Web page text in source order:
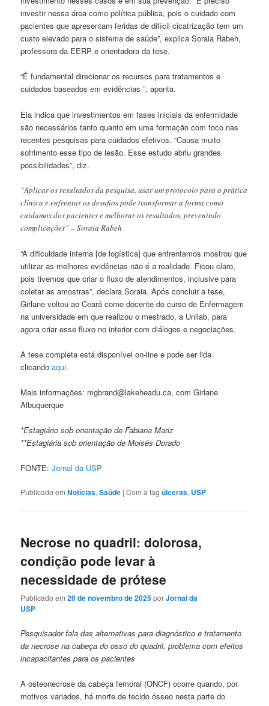
investir nessa área como política pública, pois o cuidado com
pacientes que apresentam feridas de difícil cicatrização tem um
custo elevado para o sistema de saúde”, explica Soraia Rabeh,
professora da EERP e orientadora da tese.
“É fundamental direcionar os recursos para tratamentos e
cuidados baseados em evidências ”, aponta.
Ela indica que investimentos em fases iniciais da enfermidade
são necessários tanto quanto em uma formação com foco nas
recentes pesquisas para cuidados efetivos. “Causa muito
sofrimento esse tipo de lesão. Esse estudo abriu grandes
possibilidades”, diz.
“Aplicar os resultados da pesquisa, usar um protocolo para a prática
clínica e enfrentar os desafios pode transformar a forma como
cuidamos dos pacientes e melhorar os resultados, prevenindo
complicações” – Soraia Rabeh
“A dificuldade interna [de logística] que enfrentamos mostrou que
utilizar as melhores evidências não é a realidade. Ficou claro,
pois tivemos que criar o fluxo de atendimentos, inclusive para
coletar as amostras”, declara Soraia. Após concluir a tese,
Girlane voltou ao Ceará como docente do curso de Enfermagem
na universidade em que realizou o mestrado, a Unilab, para
agora criar esse fluxo no interior com diálogos e negociações.
A tese completa está disponível on-line e pode ser lida
clicandoaqui.
Mais informações: mgbrand@lakeheadu.ca, com Girlane
Albuquerque
*Estagiário sob orientação de Fabiana Mariz
**Estagiária sob orientação de Moisés Dorado
FONTE:Jornal da USP
Publicado em Notícias,Saúde |Com a tagúlceras, USP
Necrose no quadril: dolorosa,
condição pode levar à
necessidade de prótese
Publicado em20 de novembro de 2025porJornal da
USP
Pesquisador fala das alternativas para diagnóstico e tratamento
da necrose na cabeça do osso do quadril, problema com efeitos
incapacitantes para os pacientes
A osteonecrose da cabeça femoral (ONCF) ocorre quando, por
motivos variados, há morte de tecido ósseo nesta parte do